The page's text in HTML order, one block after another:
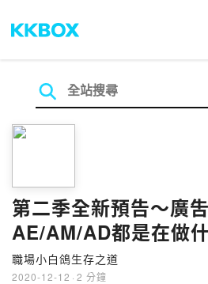
第二季全新預告～廣
AE/AM/AD都是在做
feat. FB&IG廣告救星
職場小白鴿生存之道
2020-12-12 · 2 分鐘